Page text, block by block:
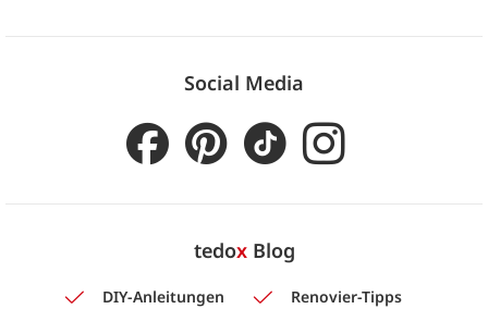
Social Media
tedoxBlog
DIY-Anleitungen
Renovier-Tipps